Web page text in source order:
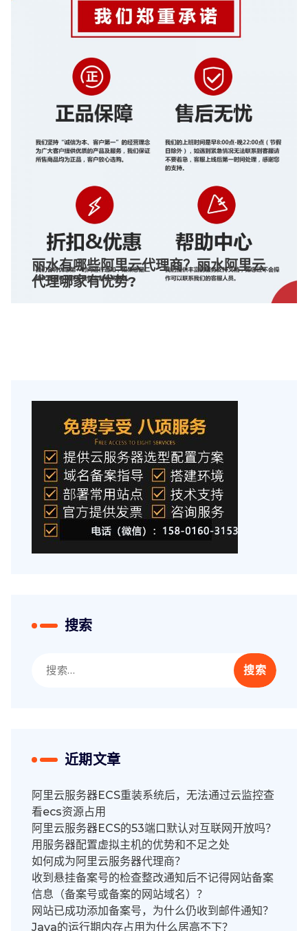
丽水有哪些阿里云代理商？丽水阿里云
代理哪家有优势?
搜索
索：
近期文章
阿里云服务器ECS重装系统后，无法通过云监控查
看ecs资源占用
阿里云服务器ECS的53端口默认对互联网开放吗？
用服务器配置虚拟主机的优势和不足之处
如何成为阿里云服务器代理商？
收到悬挂备案号的检查整改通知后不记得网站备案
信息（备案号或备案的网站域名）？
网站已成功添加备案号，为什么仍收到邮件通知？
Java的运行期内存占用为什么居高不下？